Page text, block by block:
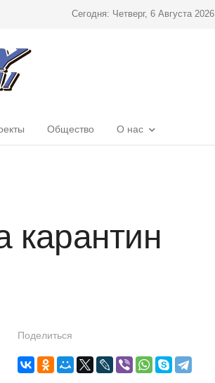
Сегодня: Четверг, 6 Августа 2026
Общество О нас
карантин
Поделиться